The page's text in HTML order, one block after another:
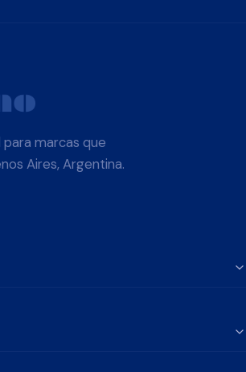
marcas que
Aires, Argentina.